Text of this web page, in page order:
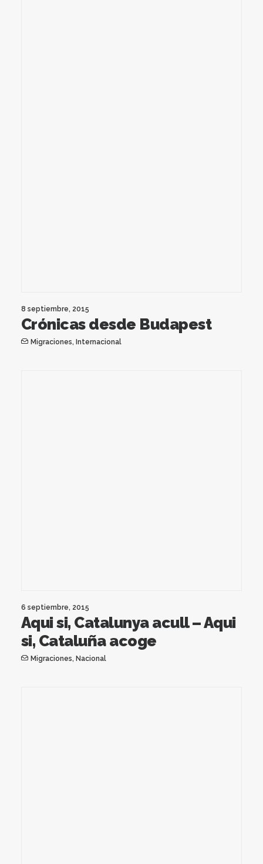
8 septiembre, 2015
Crónicas desde Budapest
Migraciones, Internacional
6 septiembre, 2015
Aqui si, Catalunya acull – Aqui
si, Cataluña acoge
Migraciones, Nacional